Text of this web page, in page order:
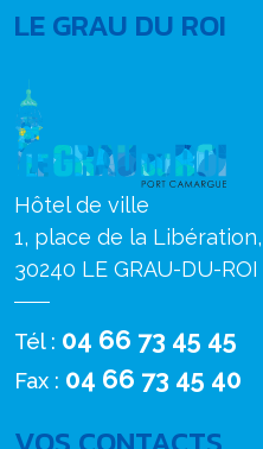
LE GRAU DU ROI
Hôtel de ville
1, place de la Libération,
30240 LE GRAU-DU-ROI
Tél : 04 66 73 45 45
Fax : 04 66 73 45 40